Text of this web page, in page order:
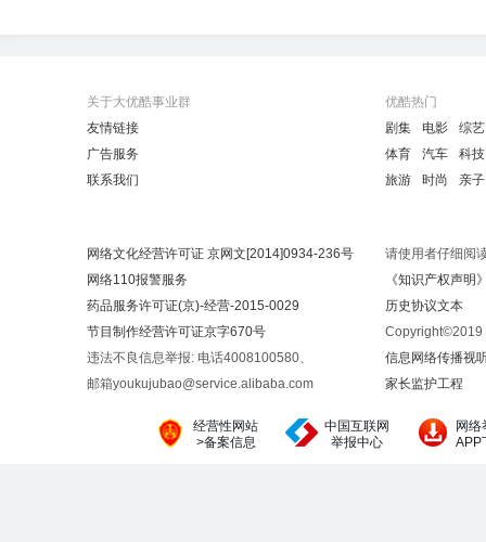
关于大优酷事业群
友情链接
广告服务
联系我们
优酷热门
剧集
电影
综艺
体育
汽车
科技
旅游
时尚 亲子
网络文化经营许可证 京网文[2014]0934-236号
网络110报警服务
药品服务许可证(京)-经营-2015-0029
节目制作经营许可证京字670号
违法不良信息举报: 电话4008100580、
邮箱youkujubao@service.alibaba.com
请使用者仔细阅
《知识产权声明
历史协议文本
Copyright©2019
信息网络传播视
家长监护工程
经营性网站
>备案信息
中国互联网
举报中心
网络
APP